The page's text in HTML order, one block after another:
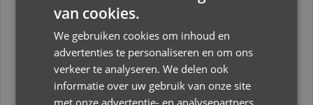
onderweg zijn.
De Joolz Day5 wordt geleverd met een ruime
reiswieg die optimaal comfort biedt dankzij de
hypoallergene en thermoregulated matras. Deze
wieg is voorzien van ventilatie, zodat je kindje
van cookies.
We gebruiken cookies om inhoud en
advertenties te personaliseren en om ons
verkeer te analyseren. We delen ook
informatie over uw gebruik van onze site
met onze advertentie- en analysepartners,